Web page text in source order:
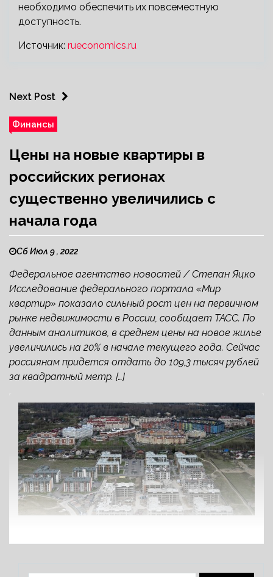
необходимо обеспечить их повсеместную
доступность.
Источник: rueconomics.ru
Next Post
Финансы
Цены на новые квартиры в
российских регионах
существенно увеличились с
начала года
Сб Июл 9 , 2022
Федеральное агентство новостей / Степан Яцко
Исследование федерального портала «Мир
квартир» показало сильный рост цен на первичном
рынке недвижимости в России, сообщает ТАСС. По
данным аналитиков, в среднем цены на новое жилье
увеличились на 20% в начале текущего года. Сейчас
россиянам придется отдать до 109,3 тысяч рублей
за квадратный метр. […]